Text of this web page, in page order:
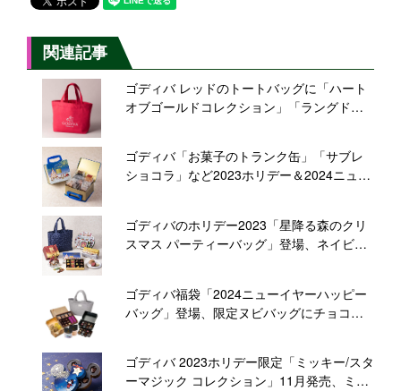
関連記事
ゴディバ レッドのトートバッグに「ハート
オブゴールドコレクション」「ラングドシ
ゴディバ「お菓子のトランク缶」「サブレ
ショコラ」など2023ホリデー＆2024ニュー
ゴディバのホリデー2023「星降る森のクリ
スマス パーティーバッグ」登場、ネイビー
ゴディバ福袋「2024ニューイヤーハッピー
バッグ」登場、限定ヌビバッグにチョコレ
ゴディバ 2023ホリデー限定「ミッキー/スタ
ーマジック コレクション」11月発売、ミッ